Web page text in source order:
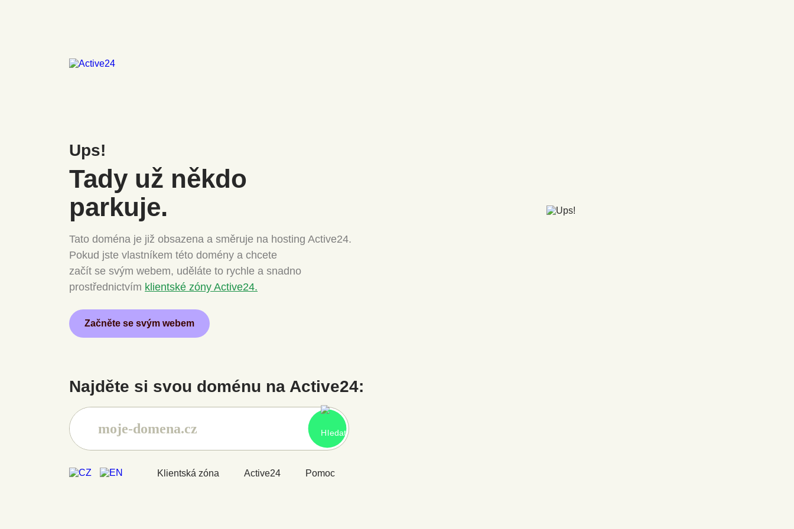
Ups!
Tady už někdo
parkuje.
Tato doména je již obsazena a směruje na hosting Active24.
Pokud jste vlastníkem této domény a chcete
začít se svým webem, uděláte to rychle a snadno
prostřednictvím klientské zóny Active24.
Začněte se svým webem
Najděte si svou doménu na Active24:
Klientská zóna Active24 Pomoc